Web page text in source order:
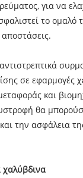
για να
το ομαλό
σε εφαρμογές
και
θα
την ασφάλεια
χαλύβδινα